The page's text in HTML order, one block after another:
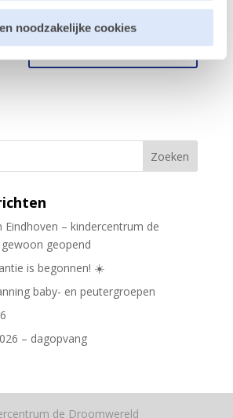
noodzakelijke cookies
keer wanneer ik een reactie plaats.
– kindercentrum de
geopend
is begonnen! ☀️
baby- en peutergroepen
– dagopvang
de Droomwereld